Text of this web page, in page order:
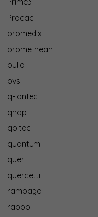
Prime3
Procab
promedix
promethean
pulio
pvs
q-lantec
qnap
qoltec
quantum
quer
quercetti
rampage
rapoo